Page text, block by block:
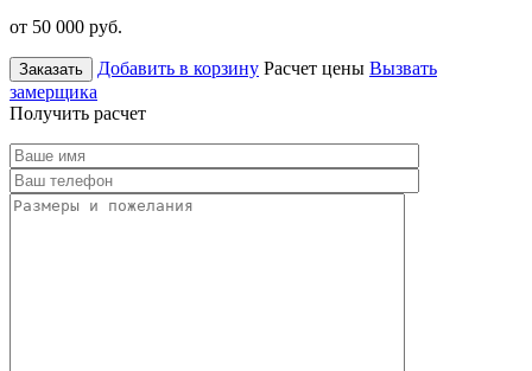
от 50 000 руб.
Заказать Добавить в корзину Расчет цены Вызвать
замерщика
Получить расчет